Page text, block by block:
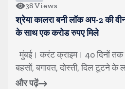
102Views
नोरा फतेही बोलीं, हां, मोरक्को
मुंबई। करंट क्राइम। बॉलीवुड
अकसर सुर्खियों में रहती है।
और पढ़ें